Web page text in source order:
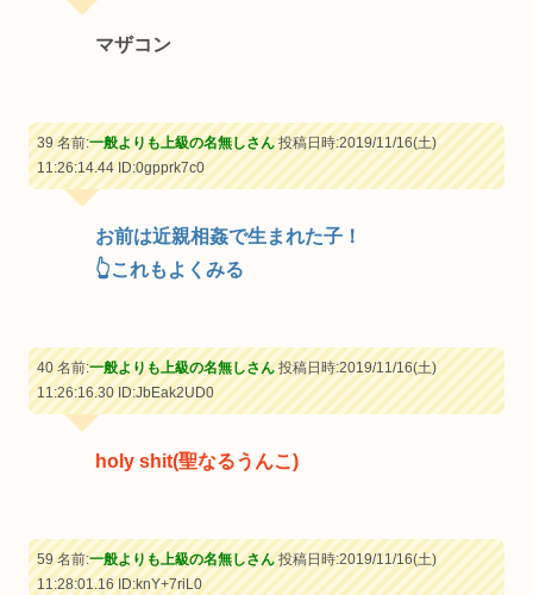
マザコン
39 名前:一般よりも上級の名無しさん投稿日時:2019/11/16(土)
11:26:14.44ID:0gpprk7c0
お前は近親相姦で生まれた子！
👆これもよくみる
40 名前:一般よりも上級の名無しさん投稿日時:2019/11/16(土)
11:26:16.30ID:JbEak2UD0
holy shit(聖なるうんこ)
59 名前:一般よりも上級の名無しさん投稿日時:2019/11/16(土)
11:28:01.16ID:knY+7riL0